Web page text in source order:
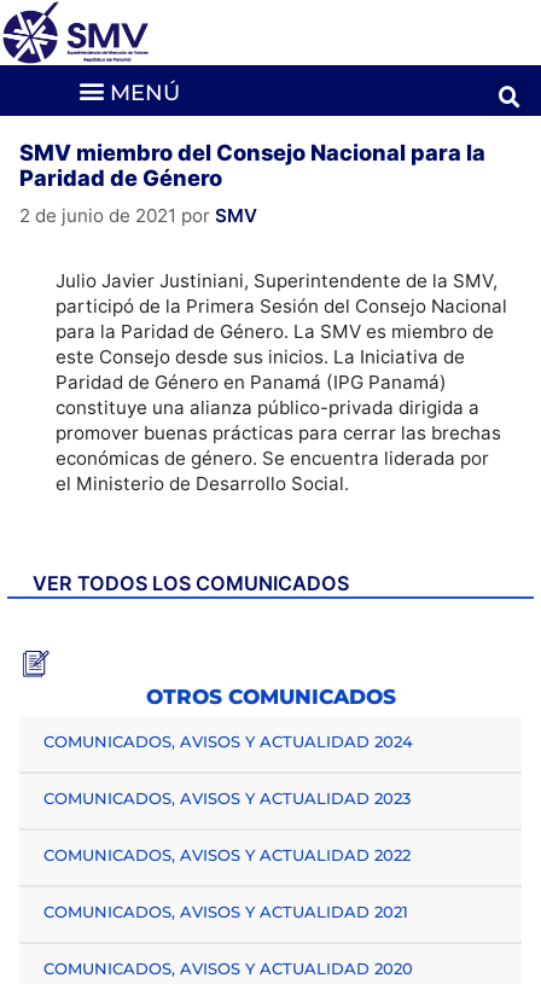
SMV miembro del Consejo Nacional para la
Paridad de Género
2 de junio de 2021 por SMV
Julio Javier Justiniani, Superintendente de la SMV,
participó de la Primera Sesión del Consejo Nacional
para la Paridad de Género. La SMV es miembro de
este Consejo desde sus inicios. La Iniciativa de
Paridad de Género en Panamá (IPG Panamá)
constituye una alianza público-privada dirigida a
promover buenas prácticas para cerrar las brechas
económicas de género. Se encuentra liderada por
el Ministerio de Desarrollo Social.
VER TODOS LOS COMUNICADOS
OTROS COMUNICADOS
COMUNICADOS, AVISOS Y ACTUALIDAD 2024
COMUNICADOS, AVISOS Y ACTUALIDAD 2023
COMUNICADOS, AVISOS Y ACTUALIDAD 2022
COMUNICADOS, AVISOS Y ACTUALIDAD 2021
COMUNICADOS, AVISOS Y ACTUALIDAD 2020